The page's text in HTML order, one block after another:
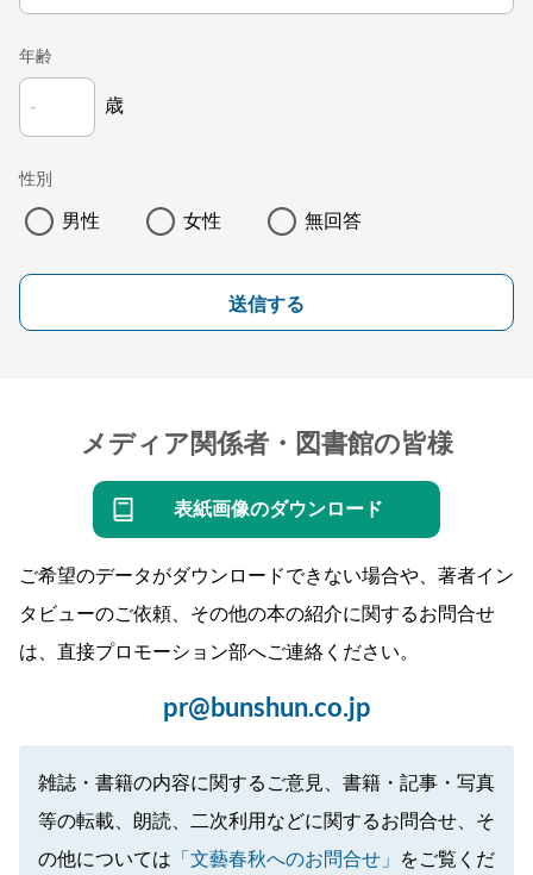
年齢
歳
性別
男性 女性 無回答
送信する
メディア関係者・図書館の皆様
表紙画像のダウンロード
ご希望のデータがダウンロードできない場合や、著者イン
タビューのご依頼、その他の本の紹介に関するお問合せ
は、直接プロモーション部へご連絡ください。
pr@bunshun.co.jp
雑誌・書籍の内容に関するご意見、書籍・記事・写真
等の転載、朗読、二次利用などに関するお問合せ、そ
の他については 「文藝春秋へのお問合せ」 をご覧くだ